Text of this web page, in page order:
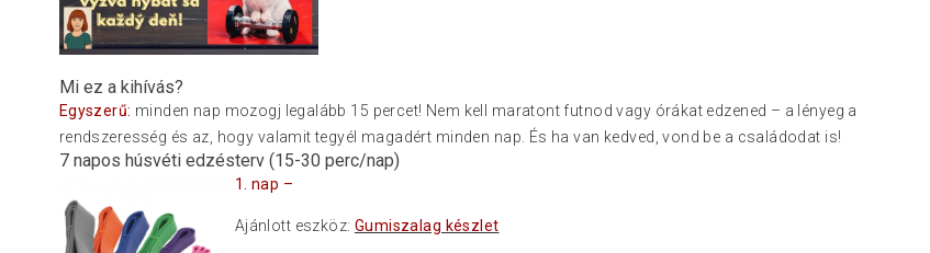
Mi ez a kihívás?
Egyszerű: minden nap mozogj legalább 15 percet! Nem kell maratont futnod vagy órákat edzened – a lényeg a
rendszeresség és az, hogy valamit tegyél magadért minden nap. És ha van kedved, vond be a családodat is!
7 napos húsvéti edzésterv (15-30 perc/nap)
1. nap –
Ajánlott eszköz: Gumiszalag készlet